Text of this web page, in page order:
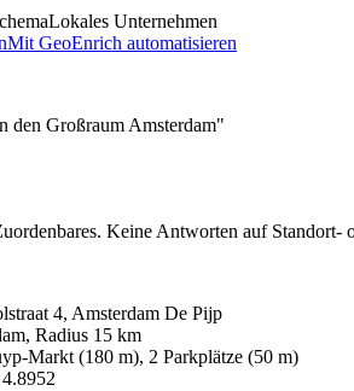
Lokales Unternehmen
Mit GeoEnrich automatisieren
den Großraum Amsterdam"
Keine Antworten auf Standort-
4, Amsterdam De Pijp
Radius 15 km
Markt (180 m), 2 Parkplätze (50 m)